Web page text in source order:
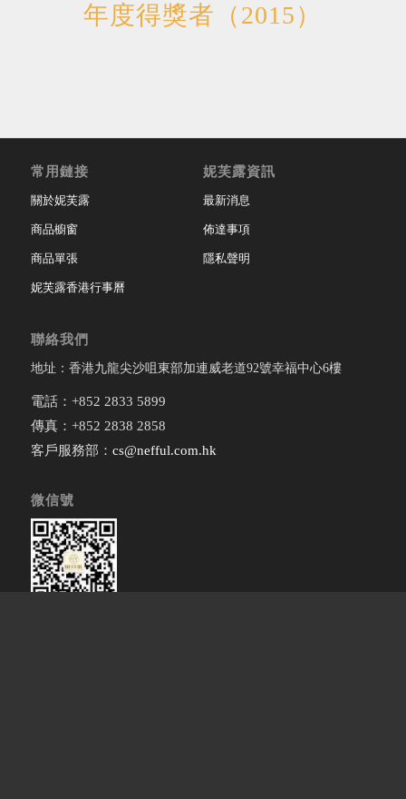
年度得獎者（2015）
常用鏈接
關於妮芙露
商品櫥窗
商品單張
妮芙露香港行事曆
妮芙露資訊
最新消息
佈達事項
隱私聲明
聯絡我們
地址：香港九龍尖沙咀東部加連威老道92號幸福中心6樓
電話：+852 2833 5899
傳真：+852 2838 2858
客戶服務部： cs@nefful.com.hk
微信號